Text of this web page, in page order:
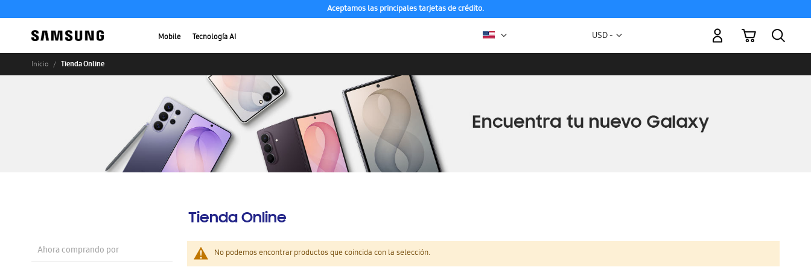
Aceptamos las principales tarjetas de crédito.
Mobile Tecnología AI Moneda
USD -
Mi carrito
Inicio Tienda Online
Tienda Online
No podemos encontrar productos que coincida con la selección.
Ahora comprando por